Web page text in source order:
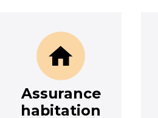
Assurance
habitation